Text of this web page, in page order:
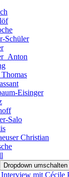
Schüler
Eisinger
Salo
Christian
Dropdown umschalten
Interview mit Cécile